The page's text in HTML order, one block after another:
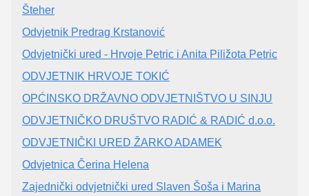
Šteher
Odvjetnik Predrag Krstanović
Odvjetnički ured - Hrvoje Petric i Anita Piližota Petric
ODVJETNIK HRVOJE TOKIĆ
OPĆINSKO DRŽAVNO ODVJETNIŠTVO U SINJU
ODVJETNIČKO DRUŠTVO RADIĆ & RADIĆ d.o.o.
ODVJETNIČKI URED ŽARKO ADAMEK
Odvjetnica Čerina Helena
Zajednički odvjetnički ured Slaven Šoša i Marina